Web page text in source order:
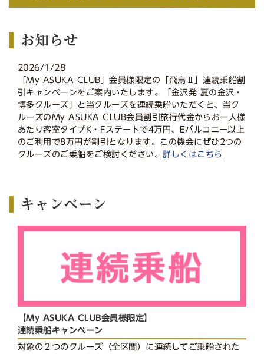
お知らせ
2026/1/28
「My ASUKA CLUB」会員様限定の「飛鳥Ⅱ」連続乗船割
引キャンペーンをご案内いたします。「金沢発 夏の金沢・
博多クルーズ」と当クルーズを連続乗船いただくと、当ク
ルーズのMy ASUKA CLUB会員割引旅行代金からお一人様
あたり客室タイプK・Fステートで4万円、Eバルコニー以上
のご利用で8万円が割引となります。この機会にぜひ2つの
クルーズのご乗船をご検討ください。詳しくはこちら
キャンペーン
【My ASUKA CLUB会員様限定】
連続乗船キャンペーン
対象の２つのクルーズ（全区間）に連続してご乗船された